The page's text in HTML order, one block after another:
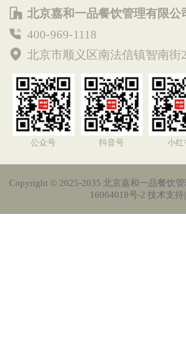
北京嘉和一品餐饮管理有限公
400-969-1118
北京市顺义区南法信镇智南街
公众号 抖音号 小红
Copyright © 2025-2035 北京嘉和一品餐饮
16064018号-2 技术支持|